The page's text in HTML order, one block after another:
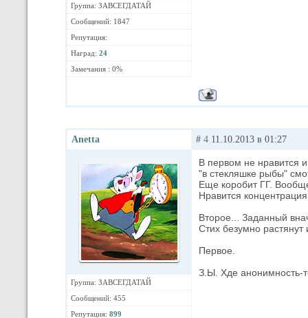
Группа: ЗАВСЕГДАТАЙ
Сообщений: 1847
Репутация:
Наград: 24
Замечания : 0%
Anetta
Группа: ЗАВСЕГДАТАЙ
Сообщений: 455
Репутация: 899
# 4 11.10.2013 в 01:27
В первом не нравится
"в стекляшке рыбы"
Еще коробит ГГ.
Нравится
Второе... Заданный
Стих безумно растянут
Первое.
З.Ы. Хде анонимность-